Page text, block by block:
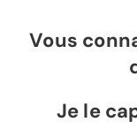
Vous
Je le